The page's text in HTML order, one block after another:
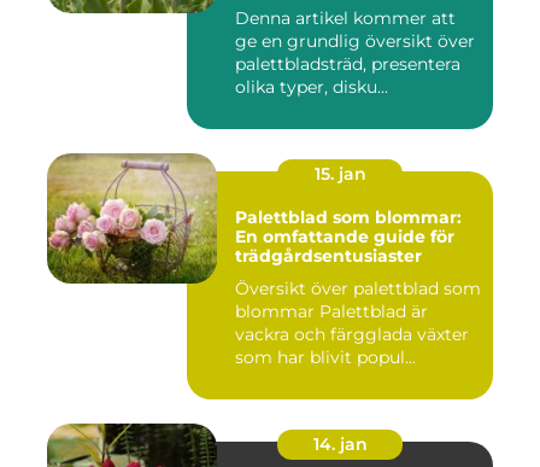
trädgårdsskötsel på grund
av sitt unika utseende och
sin mångsidighet
Denna artikel kommer att
ge en grundlig översikt över
palettbladsträd, presentera
olika typer, disku...
15. jan
Palettblad som blommar:
En omfattande guide för
trädgårdsentusiaster
Översikt över palettblad som
blommar Palettblad är
vackra och färgglada växter
som har blivit popul...
14. jan